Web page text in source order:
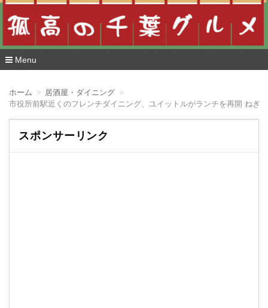
Menu
ホーム
居酒屋・ダイニング
市役所前駅近くのフレンチダイニング、ユイットルがランチを再開 ねぎ
スポンサーリンク